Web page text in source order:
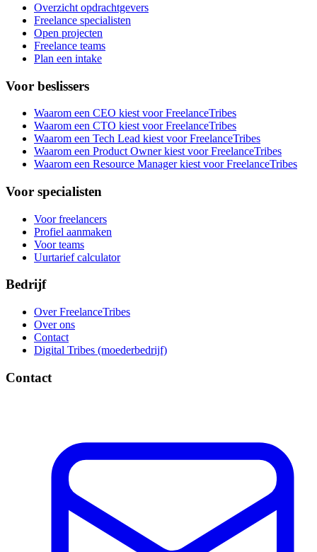
Overzicht opdrachtgevers
Freelance specialisten
Open projecten
Freelance teams
Plan een intake
Voor beslissers
Waarom een CEO kiest voor FreelanceTribes
Waarom een CTO kiest voor FreelanceTribes
Waarom een Tech Lead kiest voor FreelanceTribes
Waarom een Product Owner kiest voor FreelanceTribes
Waarom een Resource Manager kiest voor FreelanceTribes
Voor specialisten
Voor freelancers
Profiel aanmaken
Voor teams
Uurtarief calculator
Bedrijf
Over FreelanceTribes
Over ons
Contact
Digital Tribes (moederbedrijf)
Contact